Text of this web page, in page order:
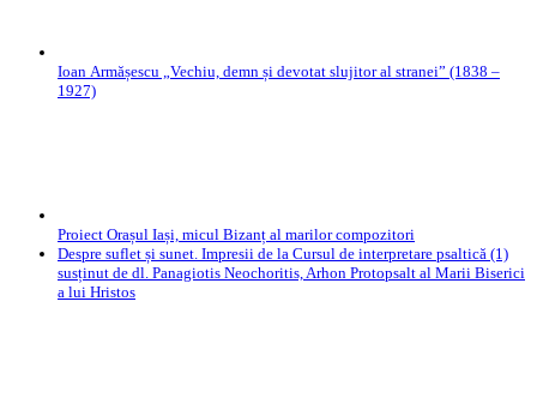
Ioan Armășescu „Vechiu, demn și devotat slujitor al stranei” (1838 –
1927)
Proiect Orașul Iași, micul Bizanț al marilor compozitori
Despre suflet și sunet. Impresii de la Cursul de interpretare psaltică (1)
susținut de dl. Panagiotis Neochoritis, Arhon Protopsalt al Marii Biserici
a lui Hristos